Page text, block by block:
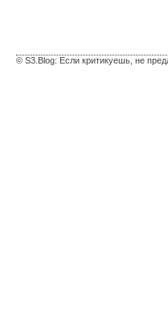
© S3.Blog: Если критикуешь, не